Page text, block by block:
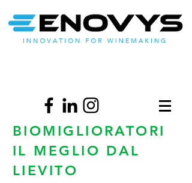
BIOMIGLIORATORI
IL MEGLIO DAL
LIEVITO